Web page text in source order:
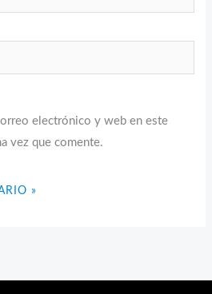
electrónico y web en este
vez que comente.